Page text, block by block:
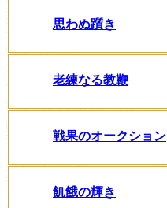
思わぬ躓き
老練なる教鞭
戦果のオークション
飢餓の輝き